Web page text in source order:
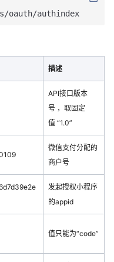
oauth/authindex
描述
API接口版本
号 ，取固定
值 “1.0”
微信支付分配的
商户号
发起授权小程序
的appid
值只能为“code”